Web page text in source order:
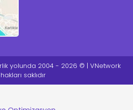
yolunda 2004 - 2026 © | VNetwork
saklıdır